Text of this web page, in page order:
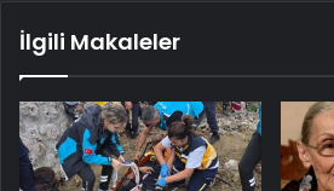
İlgili Makaleler